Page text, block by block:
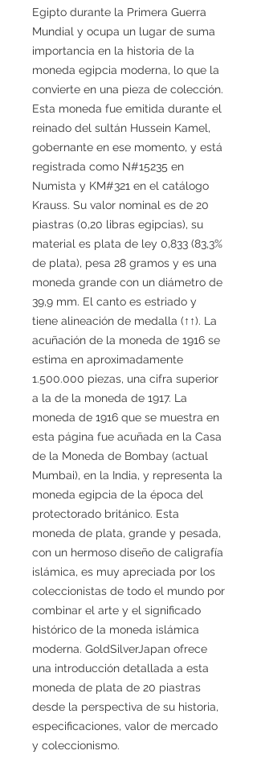
Egipto durante la Primera Guerra
Mundial y ocupa un lugar de suma
importancia en la historia de la
moneda egipcia moderna, lo que la
convierte en una pieza de colección.
Esta moneda fue emitida durante el
reinado del sultán Hussein Kamel,
gobernante en ese momento, y está
registrada como N#15235 en
Numista y KM#321 en el catálogo
Krauss. Su valor nominal es de 20
piastras (0,20 libras egipcias), su
material es plata de ley 0,833 (83,3%
de plata), pesa 28 gramos y es una
moneda grande con un diámetro de
39,9 mm. El canto es estriado y
tiene alineación de medalla (↑↑). La
acuñación de la moneda de 1916 se
estima en aproximadamente
1.500.000 piezas, una cifra superior
a la de la moneda de 1917. La
moneda de 1916 que se muestra en
esta página fue acuñada en la Casa
de la Moneda de Bombay (actual
Mumbai), en la India, y representa la
moneda egipcia de la época del
protectorado británico. Esta
moneda de plata, grande y pesada,
con un hermoso diseño de caligrafía
islámica, es muy apreciada por los
coleccionistas de todo el mundo por
combinar el arte y el significado
histórico de la moneda islámica
moderna. GoldSilverJapan ofrece
una introducción detallada a esta
moneda de plata de 20 piastras
desde la perspectiva de su historia,
especificaciones, valor de mercado
y coleccionismo.